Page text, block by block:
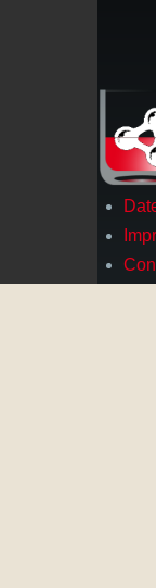
Footer